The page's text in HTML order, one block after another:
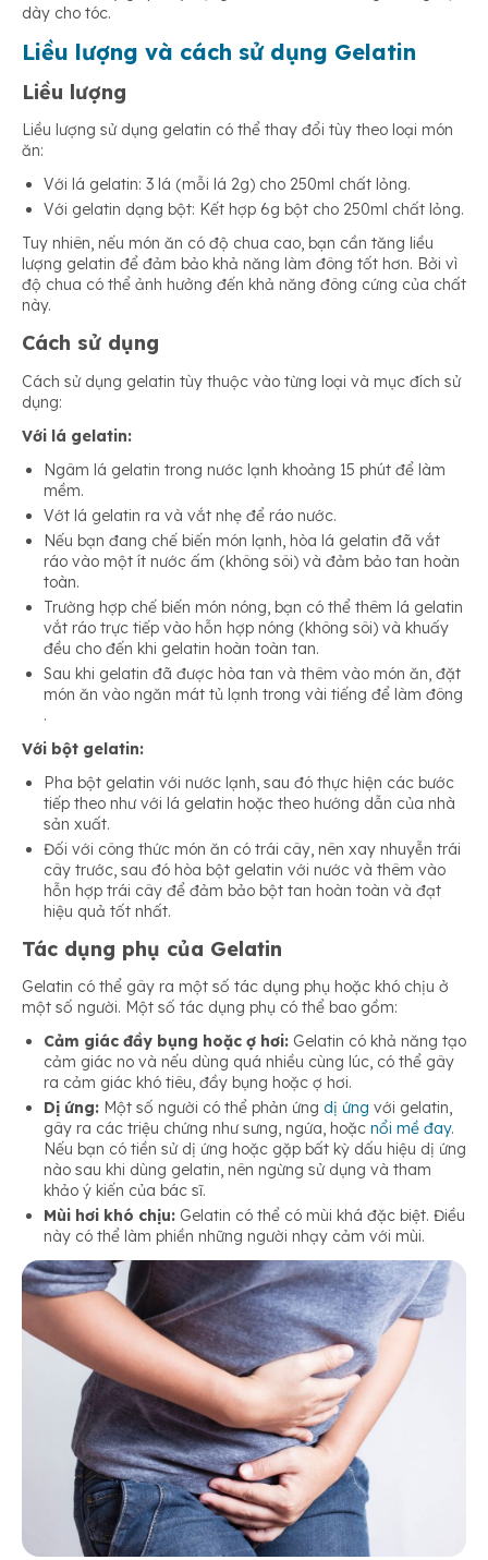
dày cho tóc.
Liều lượng và cách sử dụng Gelatin
Liều lượng
Liều lượng sử dụng gelatin có thể thay đổi tùy theo loại món
ăn:
Với lá gelatin: 3 lá (mỗi lá 2g) cho 250ml chất lỏng.
Với gelatin dạng bột: Kết hợp 6g bột cho 250ml chất lỏng.
Tuy nhiên, nếu món ăn có độ chua cao, bạn cần tăng liều
lượng gelatin để đảm bảo khả năng làm đông tốt hơn. Bởi vì
độ chua có thể ảnh hưởng đến khả năng đông cứng của chất
này.
Cách sử dụng
Cách sử dụng gelatin tùy thuộc vào từng loại và mục đích sử
dụng:
Với lá gelatin:
Ngâm lá gelatin trong nước lạnh khoảng 15 phút để làm
mềm.
Vớt lá gelatin ra và vắt nhẹ để ráo nước.
Nếu bạn đang chế biến món lạnh, hòa lá gelatin đã vắt
ráo vào một ít nước ấm (không sôi) và đảm bảo tan hoàn
toàn.
Trường hợp chế biến món nóng, bạn có thể thêm lá gelatin
vắt ráo trực tiếp vào hỗn hợp nóng (không sôi) và khuấy
đều cho đến khi gelatin hoàn toàn tan.
Sau khi gelatin đã được hòa tan và thêm vào món ăn, đặt
món ăn vào ngăn mát tủ lạnh trong vài tiếng để làm đông
.
Với bột gelatin:
Pha bột gelatin với nước lạnh, sau đó thực hiện các bước
tiếp theo như với lá gelatin hoặc theo hướng dẫn của nhà
sản xuất.
Đối với công thức món ăn có trái cây, nên xay nhuyễn trái
cây trước, sau đó hòa bột gelatin với nước và thêm vào
hỗn hợp trái cây để đảm bảo bột tan hoàn toàn và đạt
hiệu quả tốt nhất.
Tác dụng phụ của Gelatin
Gelatin có thể gây ra một số tác dụng phụ hoặc khó chịu ở
một số người. Một số tác dụng phụ có thể bao gồm:
Cảm giác đầy bụng hoặc ợ hơi: Gelatin có khả năng tạo
cảm giác no và nếu dùng quá nhiều cùng lúc, có thể gây
ra cảm giác khó tiêu, đầy bụng hoặc ợ hơi.
Dị ứng: Một số người có thể phản ứng dị ứng với gelatin,
gây ra các triệu chứng như sưng, ngứa, hoặc nổi mề đay.
Nếu bạn có tiền sử dị ứng hoặc gặp bất kỳ dấu hiệu dị ứng
nào sau khi dùng gelatin, nên ngừng sử dụng và tham
khảo ý kiến của bác sĩ.
Mùi hơi khó chịu: Gelatin có thể có mùi khá đặc biệt. Điều
này có thể làm phiền những người nhạy cảm với mùi.